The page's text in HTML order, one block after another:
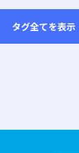
タグ全てを表示